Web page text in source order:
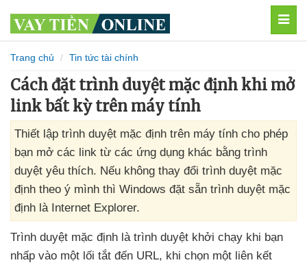
Trang chủ Tin tức tài chính
Cách đặt trình duyệt mặc định khi mở
link bất kỳ trên máy tính
Thiết lập trình duyệt mặc định trên máy tính cho phép
bạn mở các link từ các ứng dụng khác bằng trình
duyệt yêu thích. Nếu không thay đổi trình duyệt mặc
định theo ý mình thì Windows đặt sẵn trình duyệt mặc
định là Internet Explorer.
Trình duyệt mặc định là trình duyệt khởi chạy khi bạn
nhấp vào một lối tắt đến URL, khi chọn một liên kết